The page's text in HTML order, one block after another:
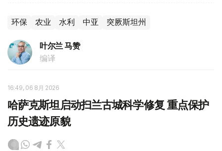
环保 农业 水利 中亚 突厥斯坦州
叶尔兰 马赞
编译
16:49, 06 8月 2026
哈萨克斯坦启动扫兰古城科学修复 重点保护
历史遗迹原貌